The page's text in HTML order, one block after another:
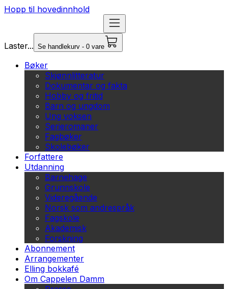
Hopp til hovedinnhold
Laster... Se handlekurv - 0 vare
Bøker
Skjønnlitteratur
Dokumentar og fakta
Hobby og fritid
Barn og ungdom
Ung voksen
Serieromaner
Fagbøker
Skolebøker
Forfattere
Utdanning
Barnehage
Grunnskole
Videregående
Norsk som andrespråk
Fagskole
Akademisk
Forskning
Abonnement
Arrangementer
Elling bokkafé
Om Cappelen Damm